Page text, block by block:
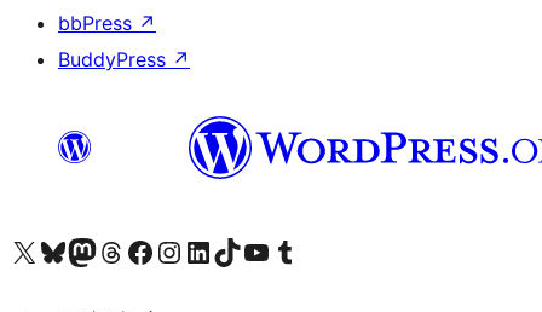
bbPress ↗
BuddyPress ↗
Visit our X (formerly Twitter) account
ہمارے بلیواسکائی اکاؤنٹ پر جائیں
Visit our Mastodon account
ہمارے ٹھریڈز اکاؤنٹ پر جائیں
Visit our Facebook page
Visit our Instagram account
Visit our LinkedIn account
ہمارے ٹک ٹاک اکاؤنٹ پر جائیں
Visit our YouTube channel
ہمارے ٹمبلر اکاؤنٹ پر جائیں